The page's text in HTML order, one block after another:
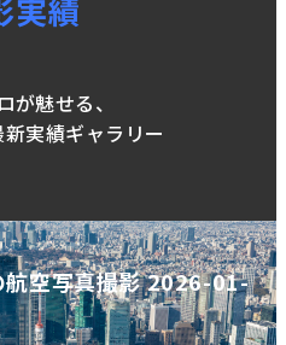
実績
が魅せる、
実績ギャラリー
航空写真撮影 2026-01-